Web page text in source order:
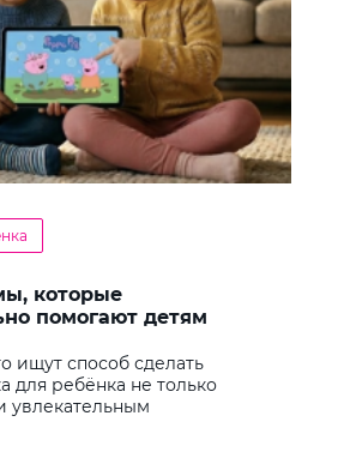
которые
помогают детям
ищут способ сделать
для ребёнка не только
увлекательным